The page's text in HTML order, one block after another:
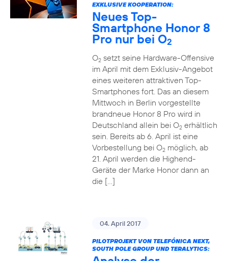
EXKLUSIVE KOOPERATION:
Neues Top-
Smartphone Honor 8
Pro nur bei O2
O2setzt seine Hardware-Offensive
im April mit dem Exklusiv-Angebot
eines weiteren attraktiven Top-
Smartphones fort. Das an diesem
Mittwoch in Berlin vorgestellte
brandneue Honor 8 Pro wird in
Deutschland allein bei O2erhältlich
sein. Bereits ab 6. April ist eine
Vorbestellung bei O2möglich, ab
21. April werden die Highend-
Geräte der Marke Honor dann an
die […]
04. April 2017
PILOTPROJEKT VON TELEFÓNICA NEXT,
SOUTH POLE GROUP UND TERALYTICS: